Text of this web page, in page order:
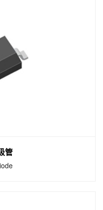
Schottky Barrier
是近年来间世的低
半导体器件。
管